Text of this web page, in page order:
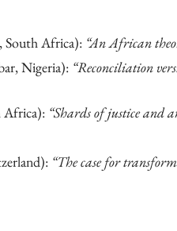
South Africa): “An African
Nigeria): “Reconciliation
Africa): “Shards of justice and
“The case for